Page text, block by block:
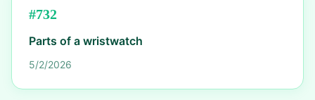
#732
Parts of a wristwatch
5/2/2026